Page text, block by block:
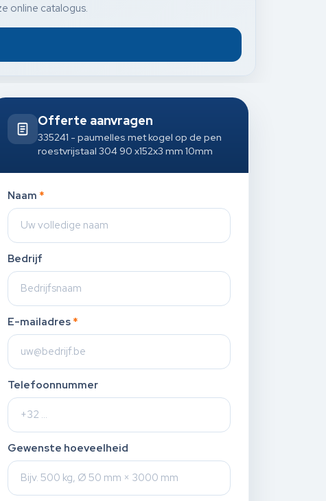
online catalogus.
Offerte aanvragen
335241 - paumelles met kogel op de pen
roestvrijstaal 304 90 x152x3 mm 10mm
Naam *
Bedrijf
E-mailadres *
Telefoonnummer
Gewenste hoeveelheid